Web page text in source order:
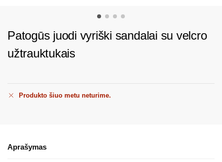
Patogūs juodi vyriški sandalai su velcro
užtrauktukais
Produkto šiuo metu neturime.
Aprašymas